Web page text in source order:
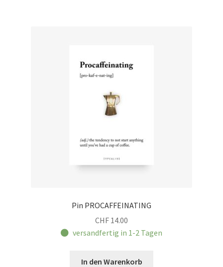
Pin PROCAFFEINATING
CHF 14.00
versandfertig in 1-2 Tagen
In den Warenkorb